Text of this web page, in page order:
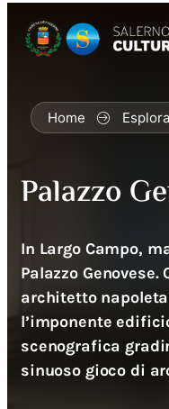
Home
Palazzo
In Largo Campo,
Palazzo
architetto
l’imponente
scenografica
sinuoso gioco di